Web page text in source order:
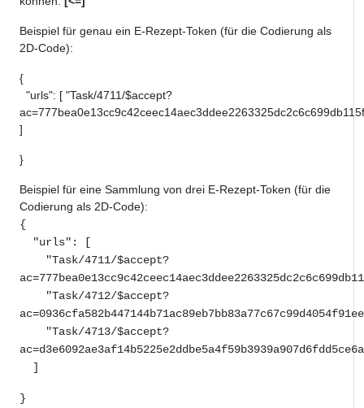
Beispiel für genau ein E-Rezept-Token (für die Codierung als
2D-Code):
{
"urls": [ "Task/4711/$accept?
]
}
Beispiel für eine Sammlung von drei E-Rezept-Token (für die
Codierung als 2D-Code):
{
"urls": [
"Task/4711/$accept?
"Task/4712/$accept?
"Task/4713/$accept?
]
}